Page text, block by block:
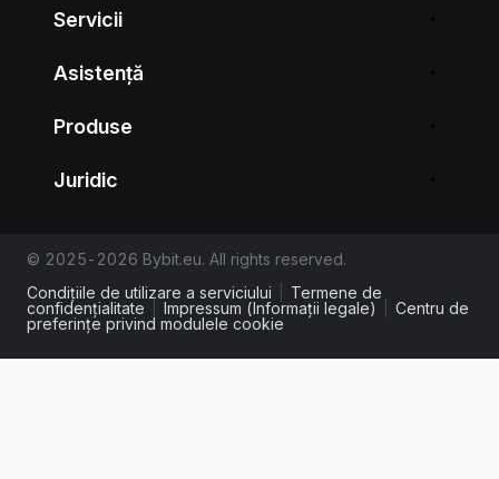
Servicii
Asistență
Produse
Juridic
© 2025-2026 Bybit.eu. All rights reserved.
Condițiile de utilizare a serviciului
Termene de
confidențialitate
Impressum (Informații legale)
Centru de
preferințe privind modulele cookie